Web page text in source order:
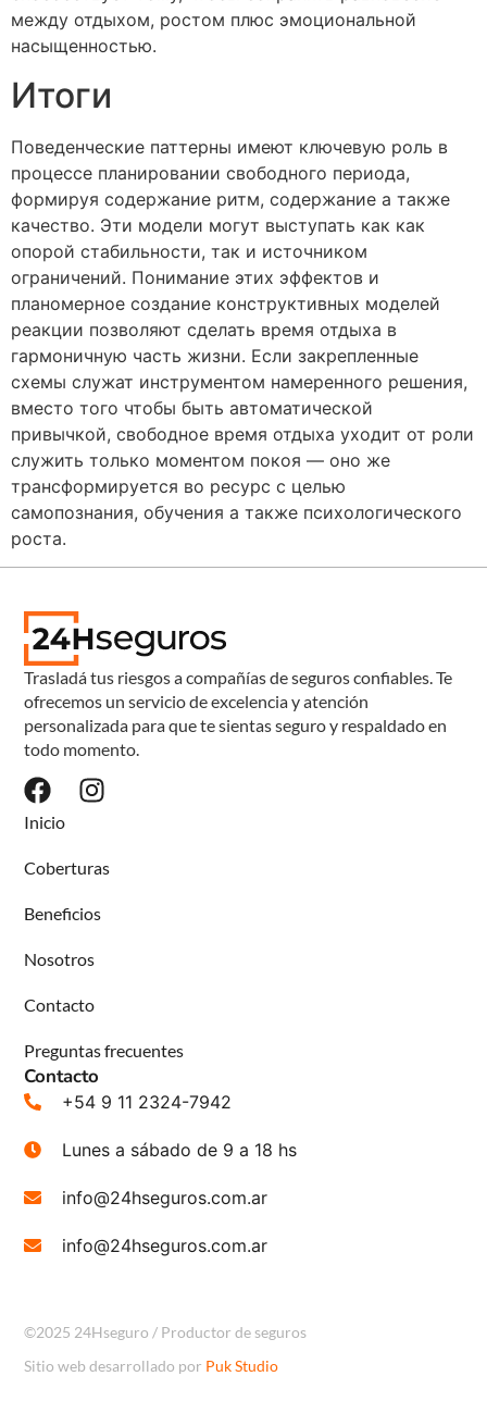
между отдыхом, ростом плюс эмоциональной
насыщенностью.
Итоги
Поведенческие паттерны имеют ключевую роль в
процессе планировании свободного периода,
формируя содержание ритм, содержание а также
качество. Эти модели могут выступать как как
опорой стабильности, так и источником
ограничений. Понимание этих эффектов и
планомерное создание конструктивных моделей
реакции позволяют сделать время отдыха в
гармоничную часть жизни. Если закрепленные
схемы служат инструментом намеренного решения,
вместо того чтобы быть автоматической
привычкой, свободное время отдыха уходит от роли
служить только моментом покоя — оно же
трансформируется во ресурс с целью
самопознания, обучения а также психологического
роста.
Trasladá tus riesgos a compañías de seguros confiables. Te
ofrecemos un servicio de excelencia y atención
personalizada para que te sientas seguro y respaldado en
todo momento.
Inicio
Coberturas
Beneficios
Nosotros
Contacto
Preguntas frecuentes
Contacto
+54 9 11 2324-7942
Lunes a sábado de 9 a 18 hs
info@24hseguros.com.ar
info@24hseguros.com.ar
©2025 24Hseguro / Productor de seguros
Sitio web desarrollado por Puk Studio